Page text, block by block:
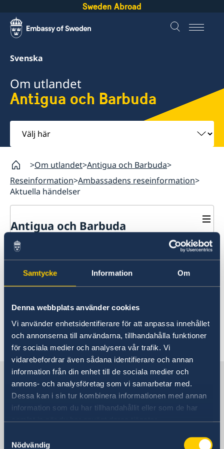
Samtycke Information Om
Denna webbplats använder cookies
Vi använder enhetsidentifierare för att anpassa innehållet
och annonserna till användarna, tillhandahålla funktioner
för sociala medier och analysera vår trafik. Vi
vidarebefordrar även sådana identifierare och annan
information från din enhet till de sociala medier och
annons- och analysföretag som vi samarbetar med.
Dessa kan i sin tur kombinera informationen med annan
information som du har tillhandahållit eller som de har
samlat in när du har använt deras tjänster.
Nödvändig
Sweden Abroad
Svenska
Om utlandet
Antigua och Barbuda
Välj
här
Om utlandet Antigua och Barbuda
Reseinformation Ambassadens reseinformation
Aktuella händelser
Antigua och Barbuda
Rösta i Antigua och Barbuda
Hjälp till svenskar i Antigua och Barbuda
Rösta i Antigua och Barbuda
Pass utomlands
Avgifter
Gifta sig utomlands
Reseinformation
Ambassadens reseinformation
Aktuella händelser
Allmänna säkerhetsläget
Terrorism
Naturförhållanden och katastrofer
Trafiksäkerhet
Kriminalitet och personlig säkerhet
Lokala lagar och sedvänjor
Hälso- och sjukvård
In- och utresebestämmelser
Aktuella händelser
För närvarande finns inga aktuella händelser
Senast uppdaterad 09 juli 2026, 10.49
Sverige i Antigua och Barbuda
Sveriges ambassad